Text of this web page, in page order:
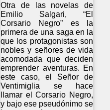
Otra de las novelas de
Emilio Salgari, “El
Corsario Negro” es la
primera de una saga en la
que los protagonistas son
nobles y señores de vida
acomodada que deciden
emprender aventuras. En
este caso, el Señor de
Ventimiglia se hace
llamar el Corsario Negro,
y bajo ese pseudónimo se